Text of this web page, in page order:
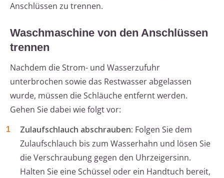
Anschlüssen zu trennen.
Waschmaschine von den Anschlüssen
trennen
Nachdem die Strom- und Wasserzufuhr
unterbrochen sowie das Restwasser abgelassen
wurde, müssen die Schläuche entfernt werden.
Gehen Sie dabei wie folgt vor:
Zulaufschlauch abschrauben: Folgen Sie dem
Zulaufschlauch bis zum Wasserhahn und lösen Sie
die Verschraubung gegen den Uhrzeigersinn.
Halten Sie eine Schüssel oder ein Handtuch bereit,